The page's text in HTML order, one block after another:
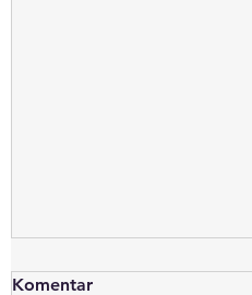
Komentar